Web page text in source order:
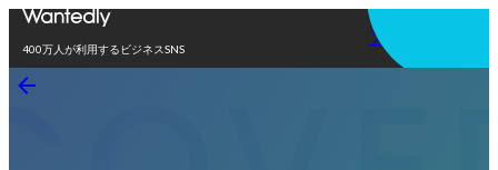
400万人が利用するビジネスSNS
アプリを使う